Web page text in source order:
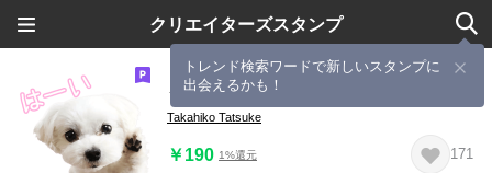
クリエイターズスタンプ
トレンド検索ワードで新しいスタンプに
出会えるかも！
うちのわんこスタンプ 15
Takahiko Tatsuke
￥190 1%還元 171